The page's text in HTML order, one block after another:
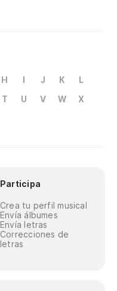
H I J K
L
T U V W
X
Participa
Crea tu perfil musical
Envía álbumes
Envía letras
Correcciones de
letras